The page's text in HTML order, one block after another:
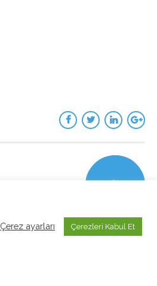
Çerez ayarları Çerezleri Kabul Et